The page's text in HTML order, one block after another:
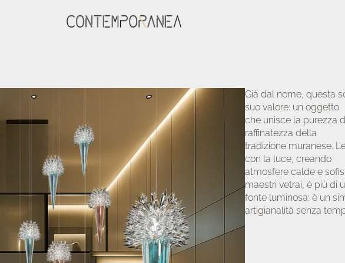
Già dal nome, questa
suo valore: un oggetto
che unisce la purezza
raffinatezza della
tradizione muranese.
con la luce, creando
atmosfere calde e
maestri vetrai, è più di
fonte luminosa: è un
artigianalità senza